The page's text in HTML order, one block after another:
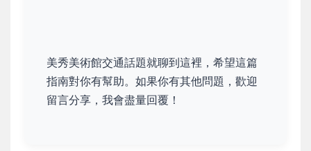
美秀美術館交通話題就聊到這裡，希望這篇
指南對你有幫助。如果你有其他問題，歡迎
留言分享，我會盡量回覆！